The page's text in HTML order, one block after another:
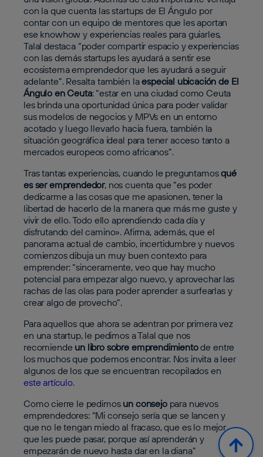
con la que cuenta las startups de El Ángulo por
contar con un equipo de mentores que les aportan
ese knowhow y experiencias reales para guiarles,
Talal destaca “poder compartir espacio y experiencias
con las demás startups les ayudará a sentir ese
ecosistema emprendedor que les ayudará a seguir
adelante”. Resalta también laespecial ubicación de El
Ángulo en Ceuta: “estar en una ciudad como Ceuta
les brinda una oportunidad única para poder validar
sus modelos de negocios y MPVs en un entorno
acotado y luego llevarlo hacia fuera, también la
situación geográfica ideal para tener acceso tanto a
mercados europeos como africanos”.
Tras tantas experiencias, cuando le preguntamosqué
es ser emprendedor, nos cuenta que “es poder
dedicarme a las cosas que me apasionen, tener la
libertad de hacerlo de la manera que más me guste y
vivir de ello. Todo ello aprendiendo cada día y
disfrutando del camino». Afirma, además, que el
panorama actual de cambio, incertidumbre y nuevos
comienzos dibuja un muy buen contexto para
emprender: “sinceramente, veo que hay mucho
potencial para empezar algo nuevo, y aprovechar las
rachas de las olas para poder aprender a surfearlas y
crear algo de provecho”.
Para aquellos que ahora se adentran por primera vez
en una startup, le pedimos a Talal que nos
recomiende un libro sobre emprendimientode entre
los muchos que podemos encontrar. Nos invita a leer
algunos de los que se encuentran recopilados en
este artículo.
Como cierre le pedimos un consejopara nuevos
emprendedores: “Mi consejo sería que se lancen y
que no le tengan miedo al fracaso, que es lo mejor
que les puede pasar, porque así aprenderán y
empezarán de nuevo hasta dar en la diana”